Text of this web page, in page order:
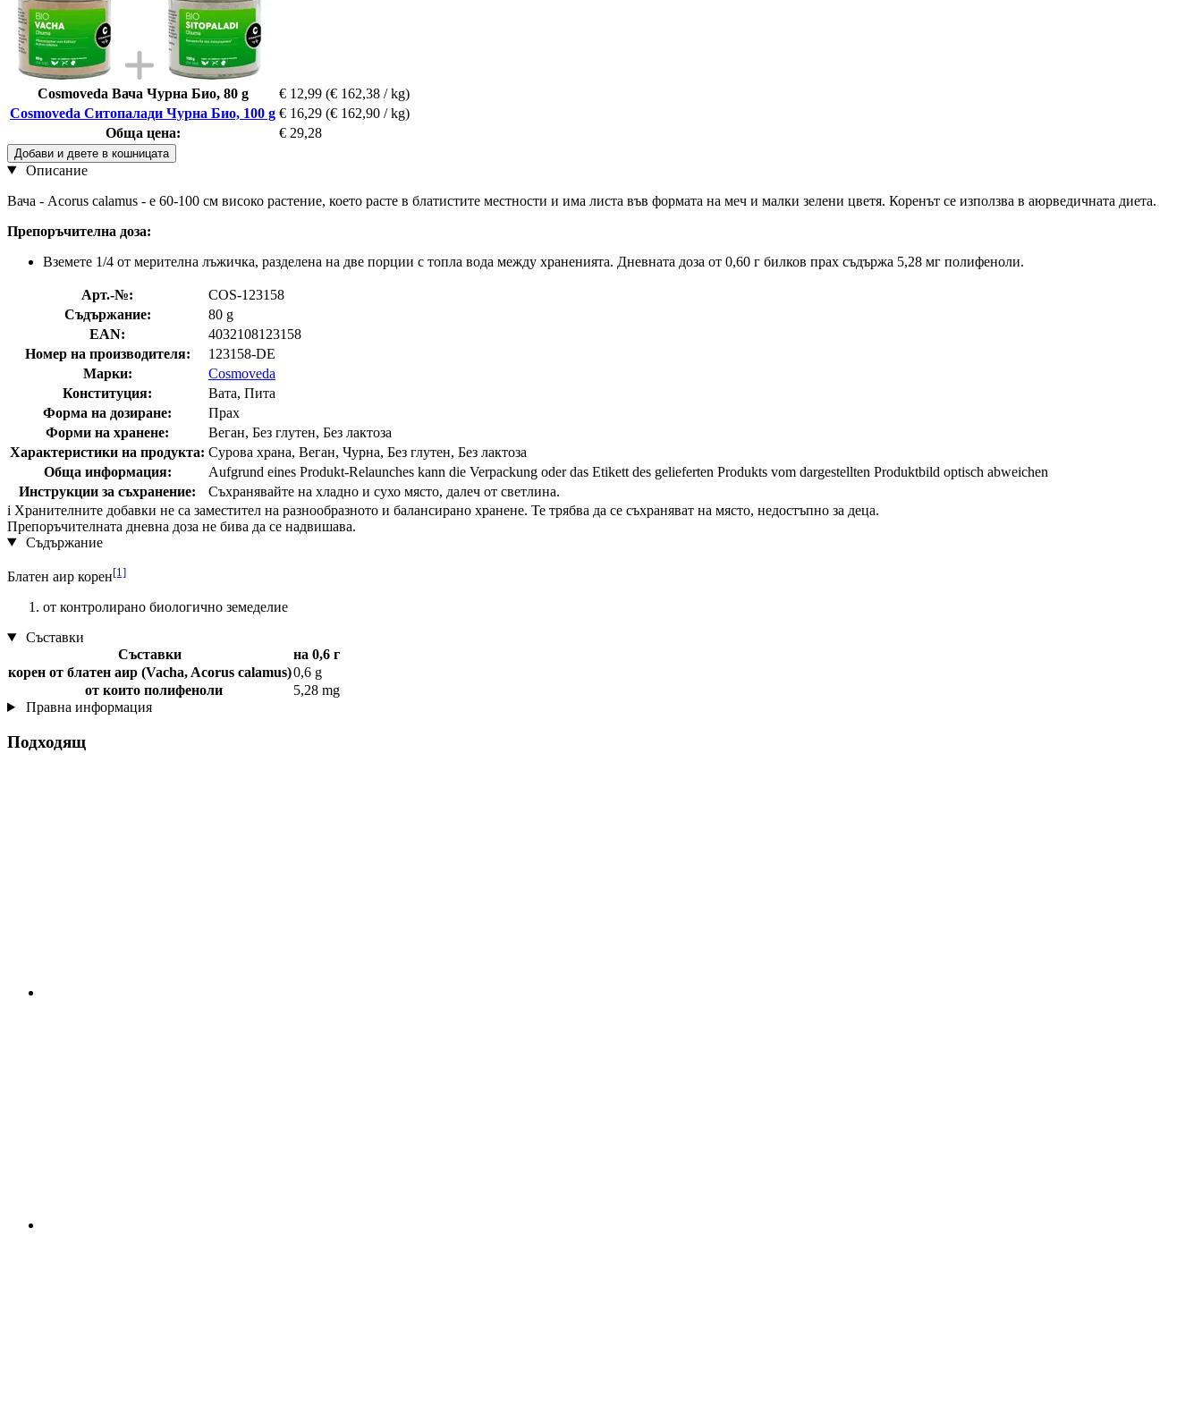
Cosmoveda Вача Чурна Био, 80 g € 12,99 (€ 162,38 / kg)
Cosmoveda Ситопалади Чурна Био, 100 g € 16,29 (€ 162,90 / kg)
Обща цена:
€ 29,28
Добави и двете в кошницата
Описание
Вача - Acorus calamus - е 60-100 см високо растение, което расте в блатистите местности и има листа във формата на меч и малки зелени цветя. Коренът се използва в аюрведичната диета.
Препоръчителна доза:
Вземете 1/4 от мерителна лъжичка, разделена на две порции с топла вода между храненията. Дневната доза от 0,60 г билков прах съдържа 5,28 мг полифеноли.
Арт.-№:
COS-123158
Съдържание:
80 g
EAN:
4032108123158
Номер на производителя:
123158-DE
Марки:
Cosmoveda
Конституция:
Вата, Пита
Форма на дозиране:
Прах
Форми на хранене:
Веган, Без глутен, Без лактоза
Характеристики на продукта: Сурова храна, Веган, Чурна, Без глутен, Без лактоза
Обща информация:
Aufgrund eines Produkt-Relaunches kann die Verpackung oder das Etikett des gelieferten Produkts vom dargestellten Produktbild optisch abweichen
Инструкции за съхранение:
Съхранявайте на хладно и сухо място, далеч от светлина.
i Хранителните добавки не са заместител на разнообразното и балансирано хранене. Те трябва да се съхраняват на място, недостъпно за деца.
Препоръчителната дневна доза не бива да се надвишава.
Съдържание
Блатен аир корен[1]
от контролирано биологично земеделие
Съставки
Съставки
на 0,6 г
корен от блатен аир (Vacha, Acorus calamus)0,6 g
от които полифеноли
5,28 mg
Правна информация
Подходящ